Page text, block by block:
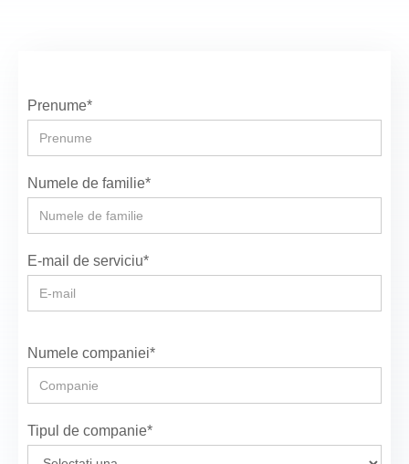
Prenume*
Numele de familie*
E-mail de serviciu*
Numele companiei*
Tipul de companie*